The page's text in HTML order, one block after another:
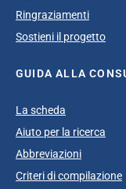
Ringraziamenti
Sostieni il progetto
GUIDA ALLA
La scheda
Aiuto per la ricerca
Abbreviazioni
Criteri di compilazione